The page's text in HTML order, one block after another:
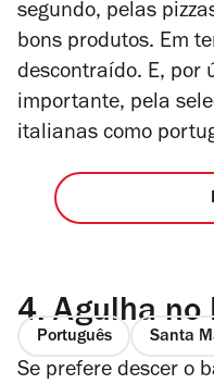
segundo, pelas
bons produtos. Em
descontraído. E, por
importante, pela
italianas como
4. Agulha no
Português Santa
Se prefere descer o